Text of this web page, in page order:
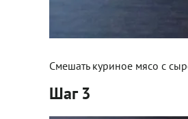
Смешать куриное мясо с
Шаг 3